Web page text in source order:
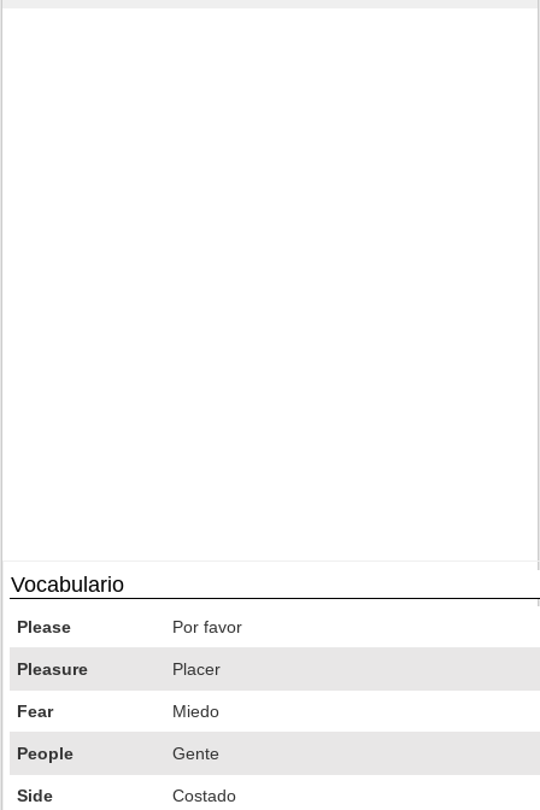
Vocabulario
Please Por favor
Pleasure Placer
Fear Miedo
People Gente
Side Costado